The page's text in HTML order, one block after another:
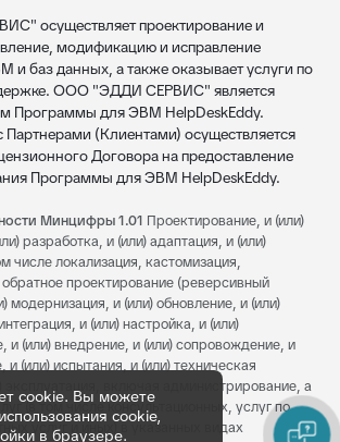
осуществляет проектирование и
модификацию и исправление
и баз данных, а также оказывает услуги по
ООО "ЭДДИ СЕРВИС" является
Программы для ЭВМ HelpDeskEddy.
Партнерами (Клиентами) осуществляется
Договора на предоставление
Программы для ЭВМ HelpDeskEddy.
Минцифры 1.01 Проектирование, и (или)
разработка, и (или) адаптация, и (или)
числе локализация, кастомизация,
обратное проектирование (реверсивный
модернизация, и (или) обновление, и (или)
и (или) настройка, и (или)
и (или) внедрение, и (или) сопровождение, и
и (или) испытания, и (или) техническая
эксплуатация, включая администрирование, а
(в том числе консультационных, услуг по
услуг и иных) в указанных видах
cookie. Вы можете
cookie,
в браузере.